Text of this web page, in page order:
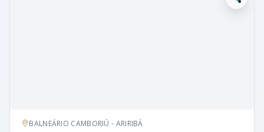
BALNEÁRIO CAMBORIÚ - ARIRIBÁ